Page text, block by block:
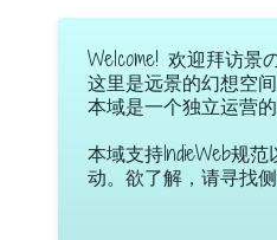
Welcome! 欢迎拜访景
这里是远景的幻想空
本域是一个独立运营的
本域支持IndieWeb规
动。欲了解，请寻找侧